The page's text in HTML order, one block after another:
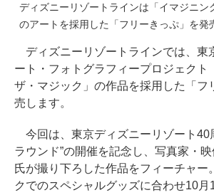
ディズニーリゾートラインは「イマジニン
のアートを採用した「フリーきっぷ」を発
ディズニーリゾートラインでは、東
ート・フォトグラフィープロジェクト
ザ・マジック」の作品を採用した「フ
売します。
今回は、東京ディズニーリゾート40
ラウンド”の開催を記念し、写真家・
氏が撮り下ろした作品をフィーチャー
クでのスペシャルグッズに合わせ10